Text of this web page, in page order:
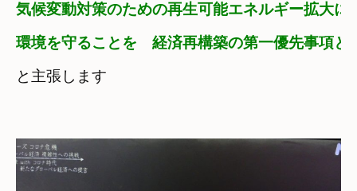
気候変動対策のための再生可能エネルギー拡大に
環境を守ることを　経済再構築の第一優先事項と
と主張します